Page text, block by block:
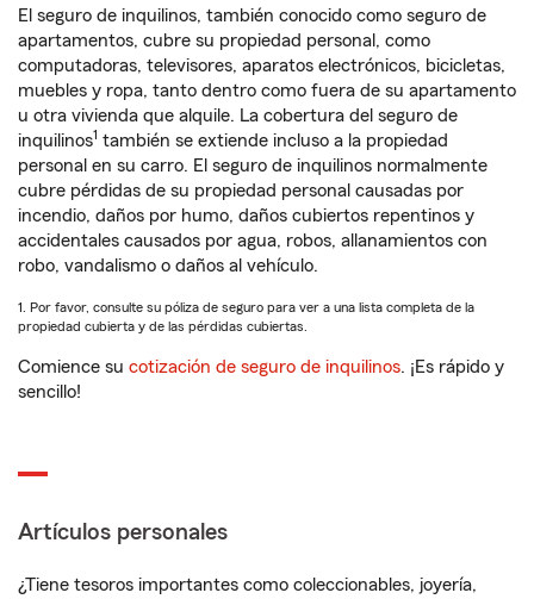
El seguro de inquilinos, también conocido como seguro de
apartamentos, cubre su propiedad personal, como
computadoras, televisores, aparatos electrónicos, bicicletas,
muebles y ropa, tanto dentro como fuera de su apartamento
u otra vivienda que alquile. La cobertura del seguro de
inquilinos1 también se extiende incluso a la propiedad
personal en su carro. El seguro de inquilinos normalmente
cubre pérdidas de su propiedad personal causadas por
incendio, daños por humo, daños cubiertos repentinos y
accidentales causados por agua, robos, allanamientos con
robo, vandalismo o daños al vehículo.
1. Por favor, consulte su póliza de seguro para ver a una lista completa de la
propiedad cubierta y de las pérdidas cubiertas.
Comience su cotización de seguro de inquilinos. ¡Es rápido y
sencillo!
Artículos personales
¿Tiene tesoros importantes como coleccionables, joyería,